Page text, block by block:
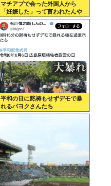
マチアプで会った外国人から
「妊娠した」って言われたんや
が
平和の日に黙祷もせずデモで暴
れるパヨクさんたち